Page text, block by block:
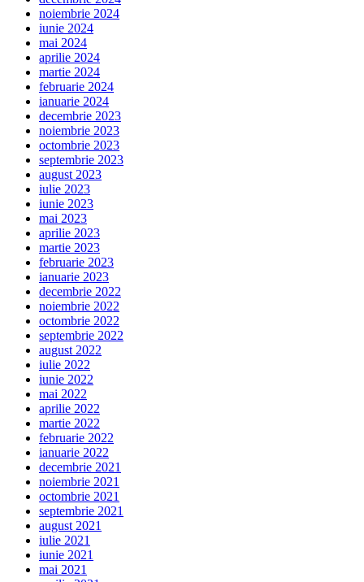
noiembrie 2024
iunie 2024
mai 2024
aprilie 2024
martie 2024
februarie 2024
ianuarie 2024
decembrie 2023
noiembrie 2023
octombrie 2023
septembrie 2023
august 2023
iulie 2023
iunie 2023
mai 2023
aprilie 2023
martie 2023
februarie 2023
ianuarie 2023
decembrie 2022
noiembrie 2022
octombrie 2022
septembrie 2022
august 2022
iulie 2022
iunie 2022
mai 2022
aprilie 2022
martie 2022
februarie 2022
ianuarie 2022
decembrie 2021
noiembrie 2021
octombrie 2021
septembrie 2021
august 2021
iulie 2021
iunie 2021
mai 2021